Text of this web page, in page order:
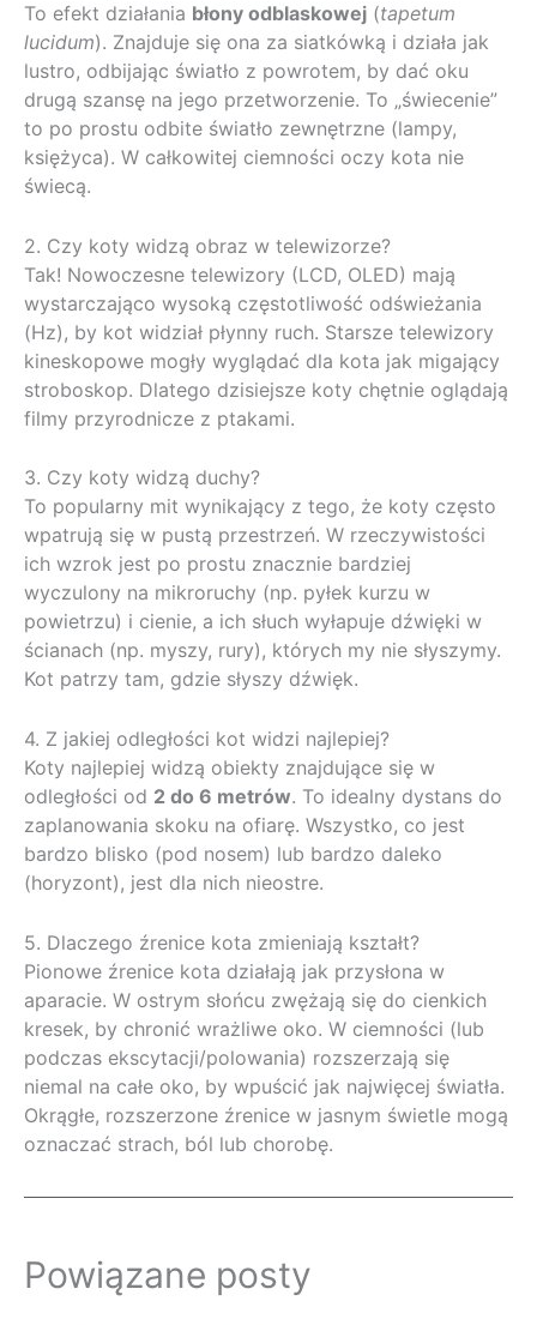
To efekt działania błony odblaskowej (tapetum
lucidum). Znajduje się ona za siatkówką i działa jak
lustro, odbijając światło z powrotem, by dać oku
drugą szansę na jego przetworzenie. To „świecenie”
to po prostu odbite światło zewnętrzne (lampy,
księżyca). W całkowitej ciemności oczy kota nie
świecą.
2. Czy koty widzą obraz w telewizorze?
Tak! Nowoczesne telewizory (LCD, OLED) mają
wystarczająco wysoką częstotliwość odświeżania
(Hz), by kot widział płynny ruch. Starsze telewizory
kineskopowe mogły wyglądać dla kota jak migający
stroboskop. Dlatego dzisiejsze koty chętnie oglądają
filmy przyrodnicze z ptakami.
3. Czy koty widzą duchy?
To popularny mit wynikający z tego, że koty często
wpatrują się w pustą przestrzeń. W rzeczywistości
ich wzrok jest po prostu znacznie bardziej
wyczulony na mikroruchy (np. pyłek kurzu w
powietrzu) i cienie, a ich słuch wyłapuje dźwięki w
ścianach (np. myszy, rury), których my nie słyszymy.
Kot patrzy tam, gdzie słyszy dźwięk.
4. Z jakiej odległości kot widzi najlepiej?
Koty najlepiej widzą obiekty znajdujące się w
odległości od 2 do 6 metrów. To idealny dystans do
zaplanowania skoku na ofiarę. Wszystko, co jest
bardzo blisko (pod nosem) lub bardzo daleko
(horyzont), jest dla nich nieostre.
5. Dlaczego źrenice kota zmieniają kształt?
Pionowe źrenice kota działają jak przysłona w
aparacie. W ostrym słońcu zwężają się do cienkich
kresek, by chronić wrażliwe oko. W ciemności (lub
podczas ekscytacji/polowania) rozszerzają się
niemal na całe oko, by wpuścić jak najwięcej światła.
Okrągłe, rozszerzone źrenice w jasnym świetle mogą
oznaczać strach, ból lub chorobę.
Powiązane posty